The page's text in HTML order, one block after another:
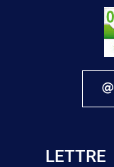
LETTRE